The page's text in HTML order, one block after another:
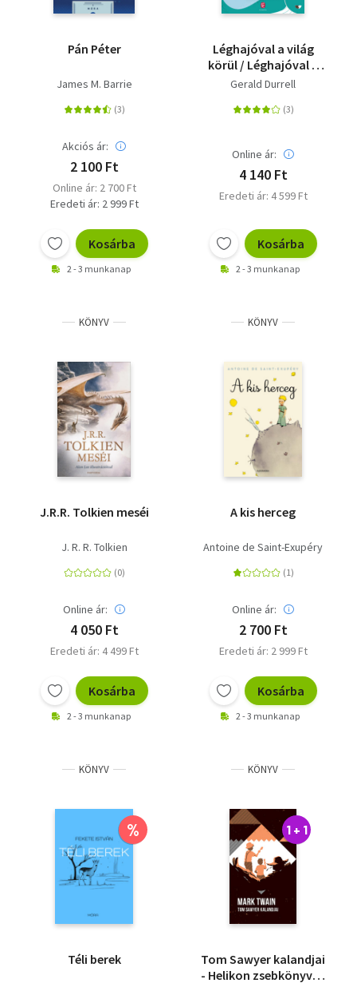
Pán Péter
James M. Barrie
Akciós ár:
2 100 Ft
Online ár: 2 700 Ft
Eredeti ár: 2 999 Ft
Kosárba
2 - 3 munkanap
Léghajóval a világ
körül / Léghajóval a
dinoszauruszok
Gerald Durrell
Online ár:
4 140 Ft
Eredeti ár: 4 599 Ft
Kosárba
2 - 3 munkanap
KÖNYV
J.R.R. Tolkien meséi
J. R. R. Tolkien
Online ár:
4 050 Ft
Eredeti ár: 4 499 Ft
Kosárba
2 - 3 munkanap
KÖNYV
A kis herceg
Antoine de Saint-Exupéry
Online ár:
2 700 Ft
Eredeti ár: 2 999 Ft
Kosárba
2 - 3 munkanap
KÖNYV
%
Téli berek
KÖNYV
1 + 1
Tom Sawyer kalandjai
- Helikon zsebkönyvek